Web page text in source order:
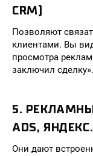
CRM)
Позволяют
клиентами. Вы
просмотра
заключил сделку».
5.
ADS,
Они дают